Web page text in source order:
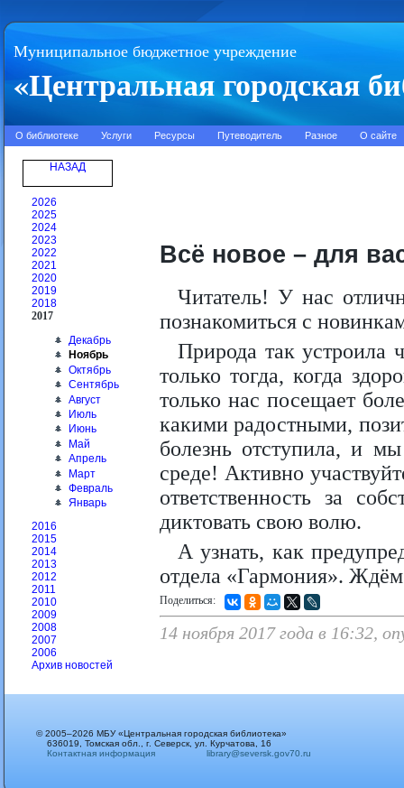
Муниципальное бюджетное учреждение
«Центральная городская
О библиотеке Услуги Ресурсы Путеводитель Разное О сайте
НАЗАД
2026
2025
2024
2023
2022
2021
2020
2019
2018
2017
Декабрь
Ноябрь
Октябрь
Сентябрь
Август
Июль
Июнь
Май
Апрель
Март
Февраль
Январь
2016
2015
2014
2013
2012
2011
2010
2009
2008
2007
2006
Архив новостей
Всё новое – для
Читатель! У нас
познакомиться с
Природа так устроила
только тогда, когда
только нас посещает
какими радостными,
болезнь отступила, и
среде! Активно
ответственность за
диктовать свою волю.
А узнать, как
отдела «Гармония».
Поделиться:
14 ноября 2017 года в 16:32,
© 2005–2026 МБУ «Центральная городская библиотека»
636019, Томская обл., г. Северск, ул. Курчатова, 16
Контактная информация
library@seversk.gov70.ru